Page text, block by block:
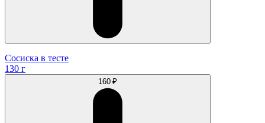
Сосиска в тесте
130 г
160 ₽